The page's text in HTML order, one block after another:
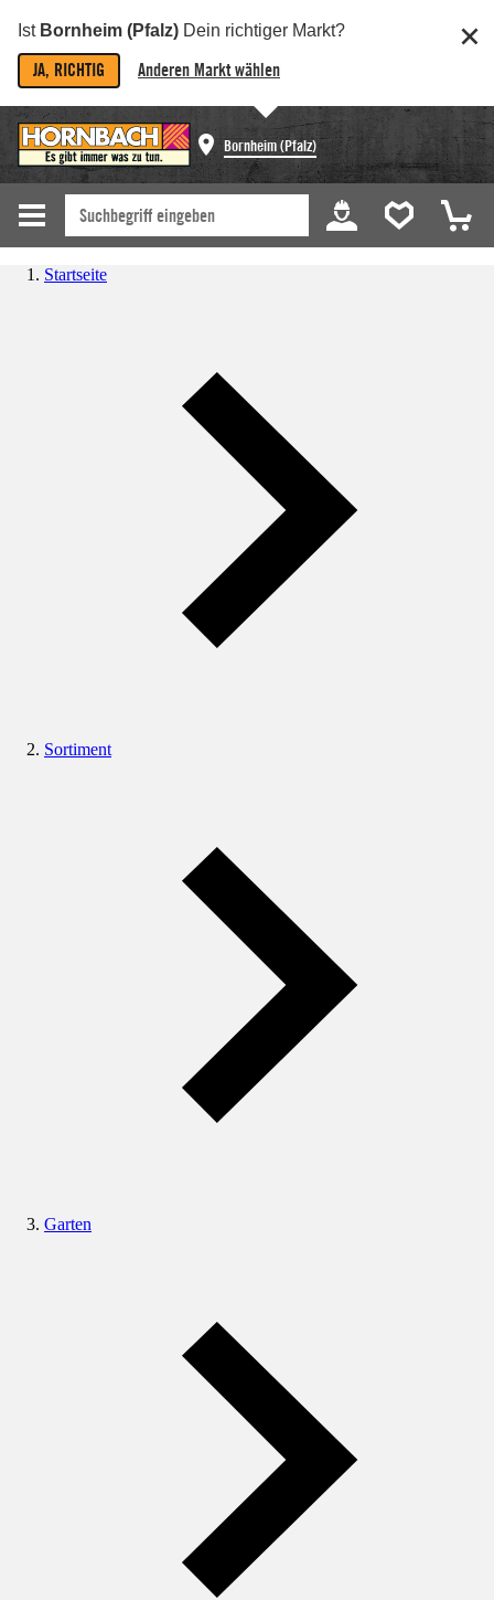
Ist Bornheim (Pfalz) Dein richtiger Markt?
JA, RICHTIG Anderen Markt wählen
Bornheim (Pfalz)
Startseite
Sortiment
Garten